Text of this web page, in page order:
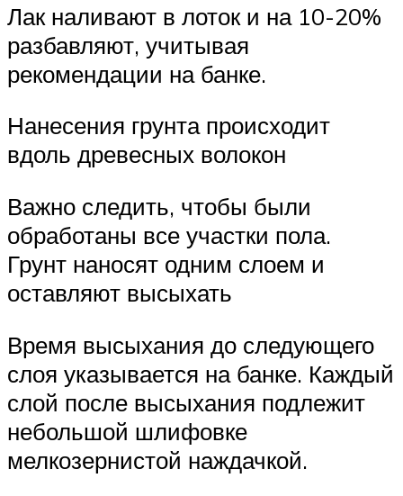
Лак наливают в лоток и на 10-20%
разбавляют, учитывая
рекомендации на банке.
Нанесения грунта происходит
вдоль древесных волокон
Важно следить, чтобы были
обработаны все участки пола.
Грунт наносят одним слоем и
оставляют высыхать
Время высыхания до следующего
слоя указывается на банке. Каждый
слой после высыхания подлежит
небольшой шлифовке
мелкозернистой наждачкой.